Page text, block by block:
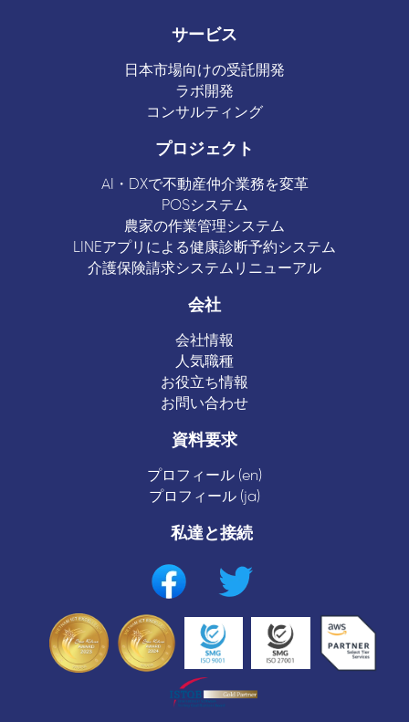
サービス
日本市場向けの受託開発
ラボ開発
コンサルティング
プロジェクト
AI・DXで不動産仲介業務を変革
POSシステム
農家の作業管理システム
LINEアプリによる健康診断予約システム
介護保険請求システムリニューアル
会社
会社情報
人気職種
お役立ち情報
お問い合わせ
資料要求
プロフィール (en)
プロフィール (ja)
私達と接続